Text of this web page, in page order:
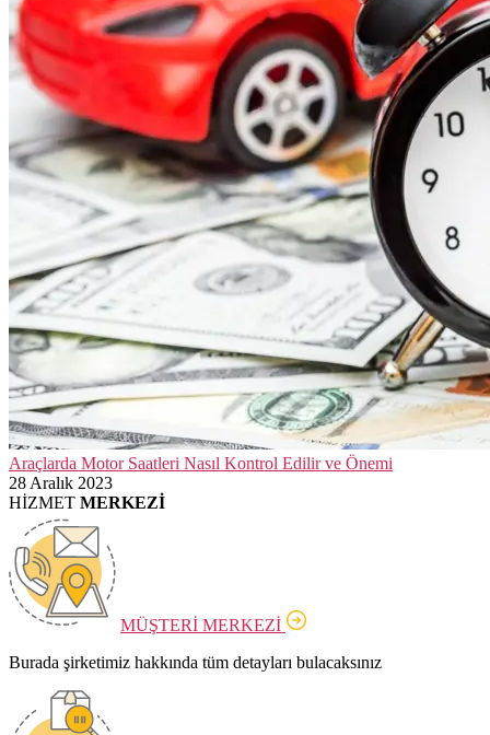
Araçlarda Motor Saatleri Nasıl Kontrol Edilir ve Önemi
28 Aralık 2023
HİZMET MERKEZİ
MÜŞTERİ MERKEZİ
Burada şirketimiz hakkında tüm detayları bulacaksınız